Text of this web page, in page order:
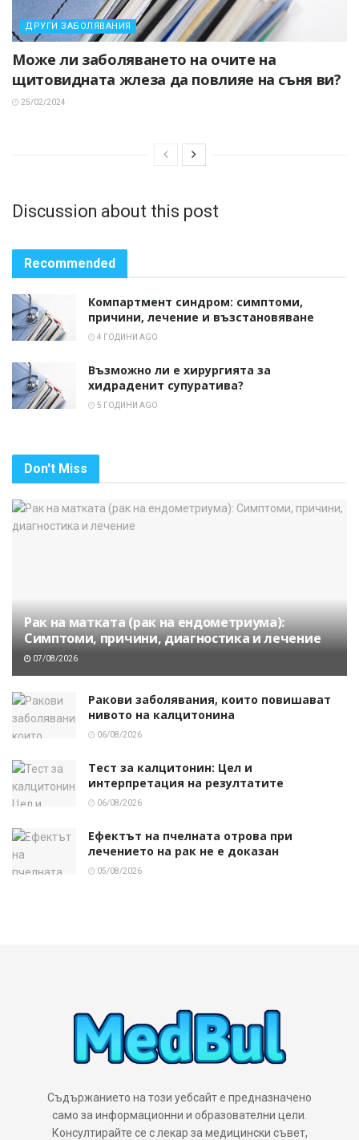
ДРУГИ ЗАБОЛЯВАНИЯ
Може ли заболяването на очите на
щитовидната жлеза да повлияе на съня ви?
25/02/2024
Discussion about this post
Recommended
Компартмент синдром: симптоми,
причини, лечение и възстановяване
4 ГОДИНИ AGO
Възможно ли е хирургията за
хидраденит супуратива?
5 ГОДИНИ AGO
Don't Miss
Рак на матката (рак на ендометриума):
Симптоми, причини, диагностика и лечение
07/08/2026
Ракови заболявания, които повишават
нивото на калцитонина
06/08/2026
Тест за калцитонин: Цел и
интерпретация на резултатите
06/08/2026
Ефектът на пчелната отрова при
лечението на рак не е доказан
05/08/2026
Съдържанието на този уебсайт е предназначено
само за информационни и образователни цели.
Консултирайте се с лекар за медицински съвет,